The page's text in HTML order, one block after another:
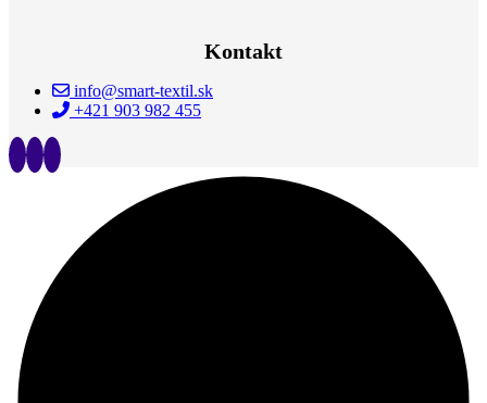
Kontakt
info@smart-textil.sk
+421 903 982 455